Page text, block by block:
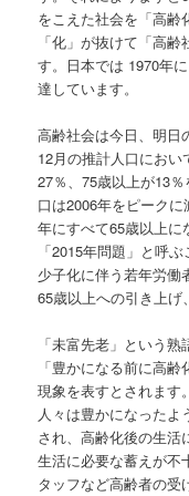
をこえた社会を「高齢
「化」が抜けて「高
す。日本では 1970年
達しています。
高齢社会は今日、明日
12月の推計人口にお
27％、75歳以上が13
口は2006年をピーク
年にすべて65歳以上
「2015年問題」と呼
少子化に伴う若年労働
65歳以上への引き上げ
「未富先老」という
「豊かになる前に高
現象を表すとされます
人々は豊かになった
され、高齢化後の生活
生活に必要な蓄えが不
タッフなど高齢者の受